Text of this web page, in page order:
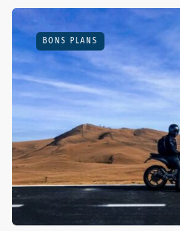
BONS PLANS